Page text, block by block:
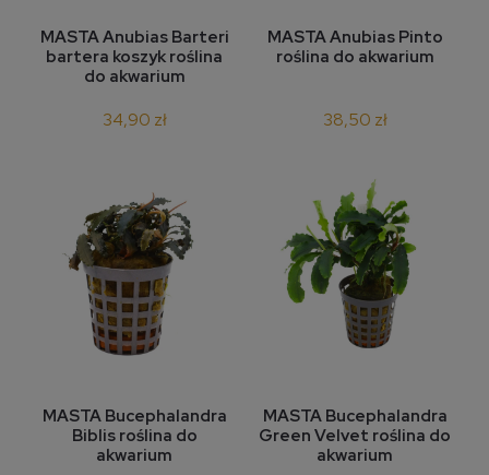
MASTA Anubias Barteri
bartera koszyk roślina
do akwarium
34,90 zł
MASTA Anubias Pinto
roślina do akwarium
38,50 zł
MASTA Bucephalandra
Biblis roślina do
akwarium
MASTA Bucephalandra
Green Velvet roślina do
akwarium